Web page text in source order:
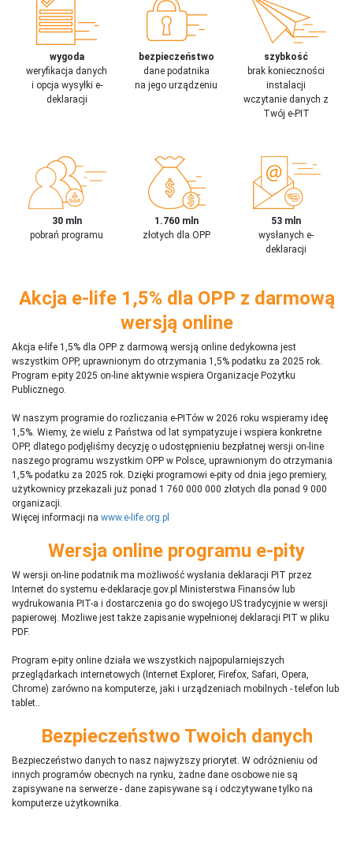
wygoda
weryfikacja danych
i opcja wysyłki e-
deklaracji
bezpieczeństwo
dane podatnika
na jego urządzeniu
szybkość
brak konieczności
instalacji
wczytanie danych z
Twój e-PIT
30 mln
pobrań programu
1.760 mln
złotych dla OPP
53 mln
wysłanych e-
deklaracji
Akcja e-life 1,5% dla OPP z darmową
wersją online
Akcja e-life 1,5% dla OPP z darmową wersją online dedykowna jest
wszystkim OPP, uprawnionym do otrzymania 1,5% podatku za 2025 rok.
Program e-pity 2025 on-line aktywnie wspiera Organizacje Pożytku
Publicznego.
W naszym programie do rozliczania e-PITów w 2026 roku wspieramy ideę
1,5%. Wiemy, że wielu z Państwa od lat sympatyzuje i wspiera konkretne
OPP, dlatego podjęliśmy decyzję o udostępnieniu bezpłatnej wersji on-line
naszego programu wszystkim OPP w Polsce, uprawnionym do otrzymania
1,5% podatku za 2025 rok. Dzięki programowi e-pity od dnia jego premiery,
użytkownicy przekazali już ponad 1 760 000 000 złotych dla ponad 9 000
organizacji.
Więcej informacji na www.e-life.org.pl
Wersja online programu e-pity
W wersji on-line podatnik ma możliwość wysłania deklaracji PIT przez
Internet do systemu e-deklaracje.gov.pl Ministerstwa Finansów lub
wydrukowania PIT-a i dostarczenia go do swojego US tradycyjnie w wersji
papierowej. Możliwe jest także zapisanie wypełnionej deklaracji PIT w pliku
PDF.
Program e-pity online działa we wszystkich najpopularniejszych
przeglądarkach internetowych (Internet Explorer, Firefox, Safari, Opera,
Chrome) zarówno na komputerze, jaki i urządzeniach mobilnych - telefon lub
tablet..
Bezpieczeństwo Twoich danych
Bezpieczeństwo danych to nasz najwyższy priorytet. W odróżnieniu od
innych programów obecnych na rynku, żadne dane osobowe nie są
zapisywane na serwerze - dane zapisywane są i odczytywane tylko na
komputerze użytkownika.